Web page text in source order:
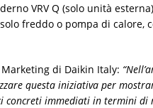
VRV Q (solo unità
freddo o pompa di calore,
di Daikin Italy:
questa iniziativa per
concreti immediati in termini